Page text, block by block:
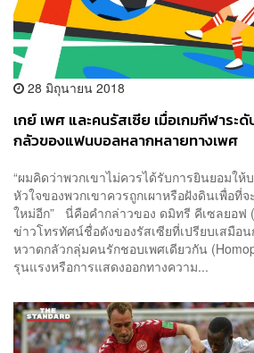
28 มิถุนายน 2018
เกย์ เพศ และคนรัสเซีย เมื่อเกมกีฬาระ
กลัวของแฟนบอลหลากหลายทางเพศ
“ผมคิดว่าพวกเขาไม่ควรได้รับการยินยอมให้
หัวใจของพวกเขาควรถูกเผาหรือฝังดินเพื่อที่
ใหม่อีก” นี่คือคำกล่าวของ ดมิทรี คีเซลยอฟ
ข่าวโทรทัศน์ชื่อดังของรัสเซียที่เปรียบเสมือ
หวาดกลัวกลุ่มคนรักชอบเพศเดียวกัน
รุนแรงหรือการแสดงออกทางความ...